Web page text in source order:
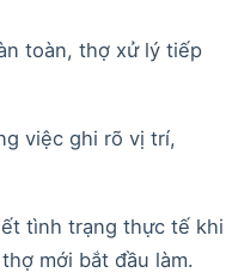
toàn, thợ xử lý tiếp
việc ghi rõ vị trí,
tình trạng thực tế khi
mới bắt đầu làm.